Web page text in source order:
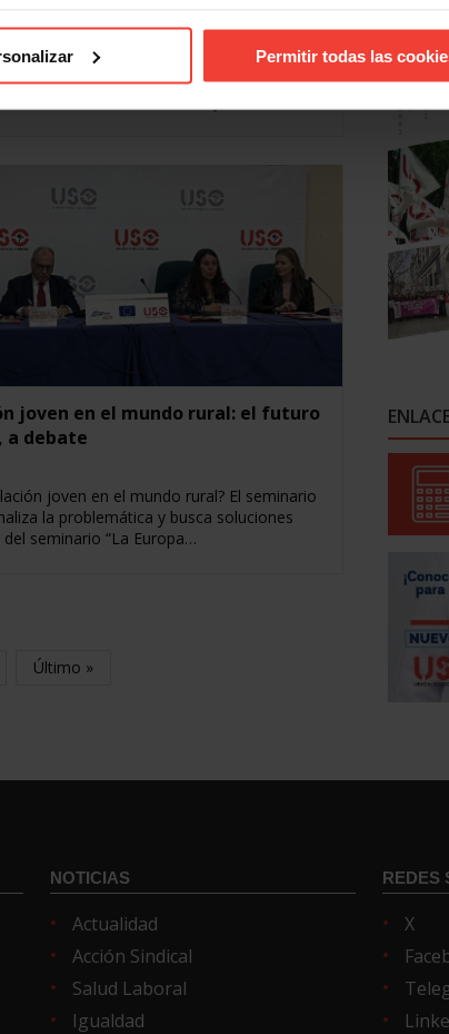
Permitir todas las
formado a 5.000 personas, tanto en cursos
telemáticos, y en preparación de
joven en el mundo rural: el futuro
a debate
joven en el mundo rural? El seminario
la problemática y busca soluciones
seminario “La Europa…
Último »
NOTICIAS
Actualidad
Acción Sindical
Salud Laboral
Igualdad
REDES
X